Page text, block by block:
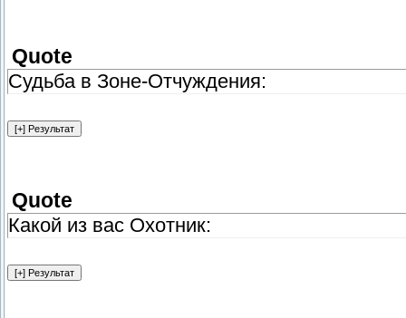
Quote
Судьба в Зоне-Отчуждения:
Quote
Какой из вас Охотник: